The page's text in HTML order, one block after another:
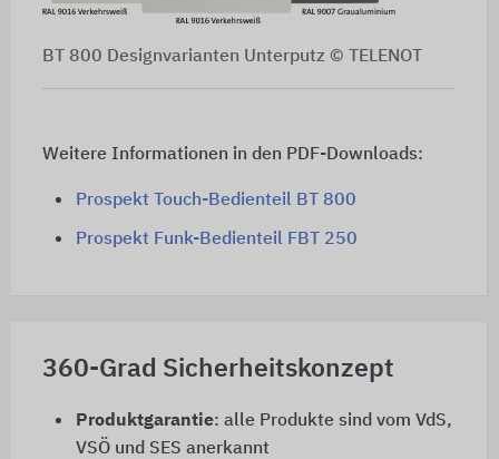
BT 800 Designvarianten Unterputz © TELENOT
Weitere Informationen in den PDF-Downloads:
Prospekt Touch-Bedienteil BT 800
Prospekt Funk-Bedienteil FBT 250
360-Grad Sicherheitskonzept
Produktgarantie: alle Produkte sind vom VdS,
VSÖ und SES anerkannt